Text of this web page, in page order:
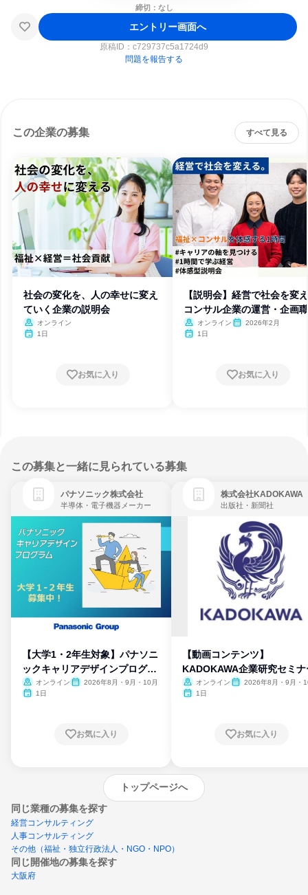
締切：なし
エントリー画面へ
原稿ID： c729737c5a1724d9
問題を報告する
この企業の募集 すべて見る
社会の変化を、人の幸せに変え
ていく企業の説明会
オンライン
1日
お気に入り
【説明会】経営で社会を変
コンサル企業の運営・企画
体感オンライン
2026年2月
1日
お気に入り
この募集と一緒に見られている募集
パナソニック株式会社
半導体・電子機器メーカー
【大学1・2年生対象】パナソニ
ックキャリアデザインプログラ
ム
オンライン
2026年8月・9月・10月
1日
お気に入り
株式会社KADOKAWA
出版社・新聞社
【動画コンテンツ】
KADOKAWA企業研究セミナ
オンライン
2026年8月・9月・
1日
お気に入り
トップページへ
同じ業種の募集を探す
経営コンサルティング
人事コンサルティング
その他（福祉・独立行政法人・NGO・NPO）
同じ開催地の募集を探す
大阪府